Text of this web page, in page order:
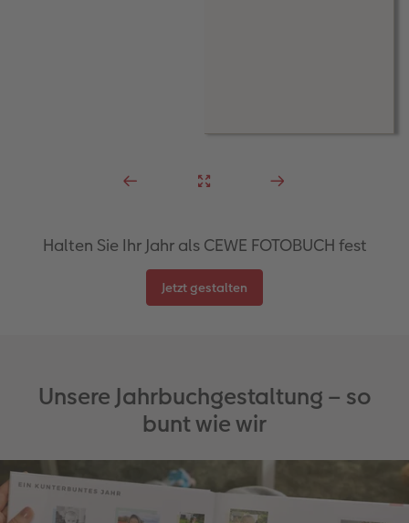
Halten Sie Ihr Jahr als CEWE FOTOBUCH fest
Jetzt gestalten
Unsere Jahrbuchgestaltung – so
bunt wie wir